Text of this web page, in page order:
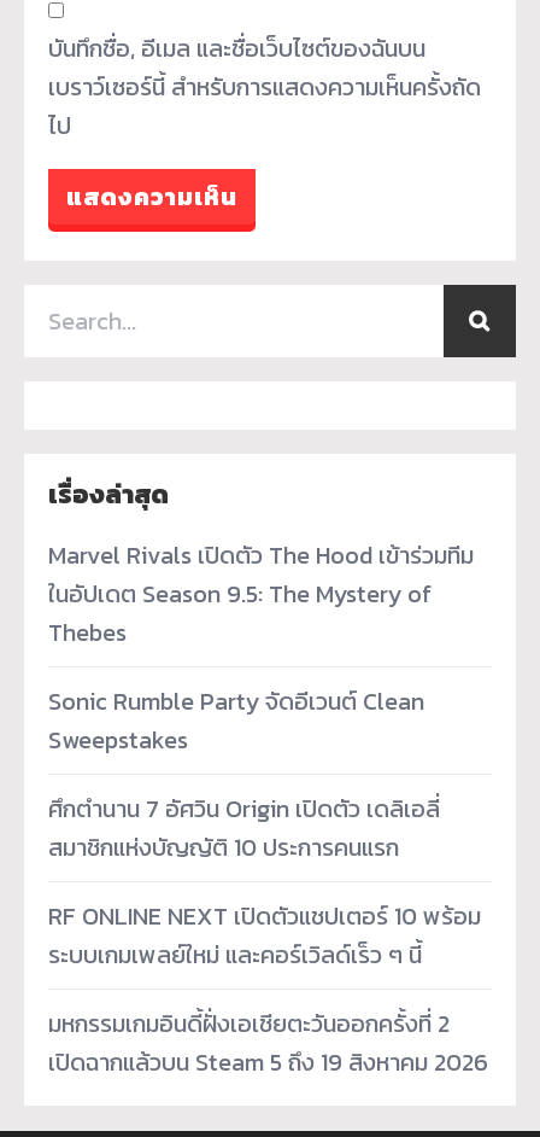
บันทึกชื่อ, อีเมล และชื่อเว็บไซต์ของฉันบน
เบราว์เซอร์นี้ สำหรับการแสดงความเห็นครั้งถัด
ไป
เรื่องล่าสุด
Marvel Rivals เปิดตัว The Hood เข้าร่วมทีม
ในอัปเดต Season 9.5: The Mystery of
Thebes
Sonic Rumble Party จัดอีเวนต์ Clean
Sweepstakes
ศึกตำนาน 7 อัศวิน Origin เปิดตัว เดลิเอลี่
สมาชิกแห่งบัญญัติ 10 ประการคนแรก
RF ONLINE NEXT เปิดตัวแชปเตอร์ 10 พร้อม
ระบบเกมเพลย์ใหม่ และคอร์เวิลด์เร็ว ๆ นี้
มหกรรมเกมอินดี้ฝั่งเอเชียตะวันออกครั้งที่ 2
เปิดฉากแล้วบน Steam 5 ถึง 19 สิงหาคม 2026